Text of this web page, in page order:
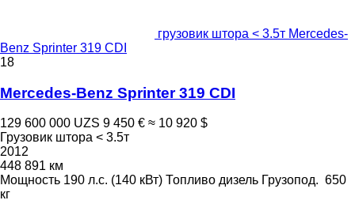
грузовик штора < 3.5т Mercedes-
Benz Sprinter 319 CDI
18
Mercedes-Benz Sprinter 319 CDI
129 600 000 UZS 9 450 € ≈ 10 920 $
Грузовик штора < 3.5т
2012
448 891 км
Мощность 190 л.с. (140 кВт) Топливо дизель Грузопод. 650
кг